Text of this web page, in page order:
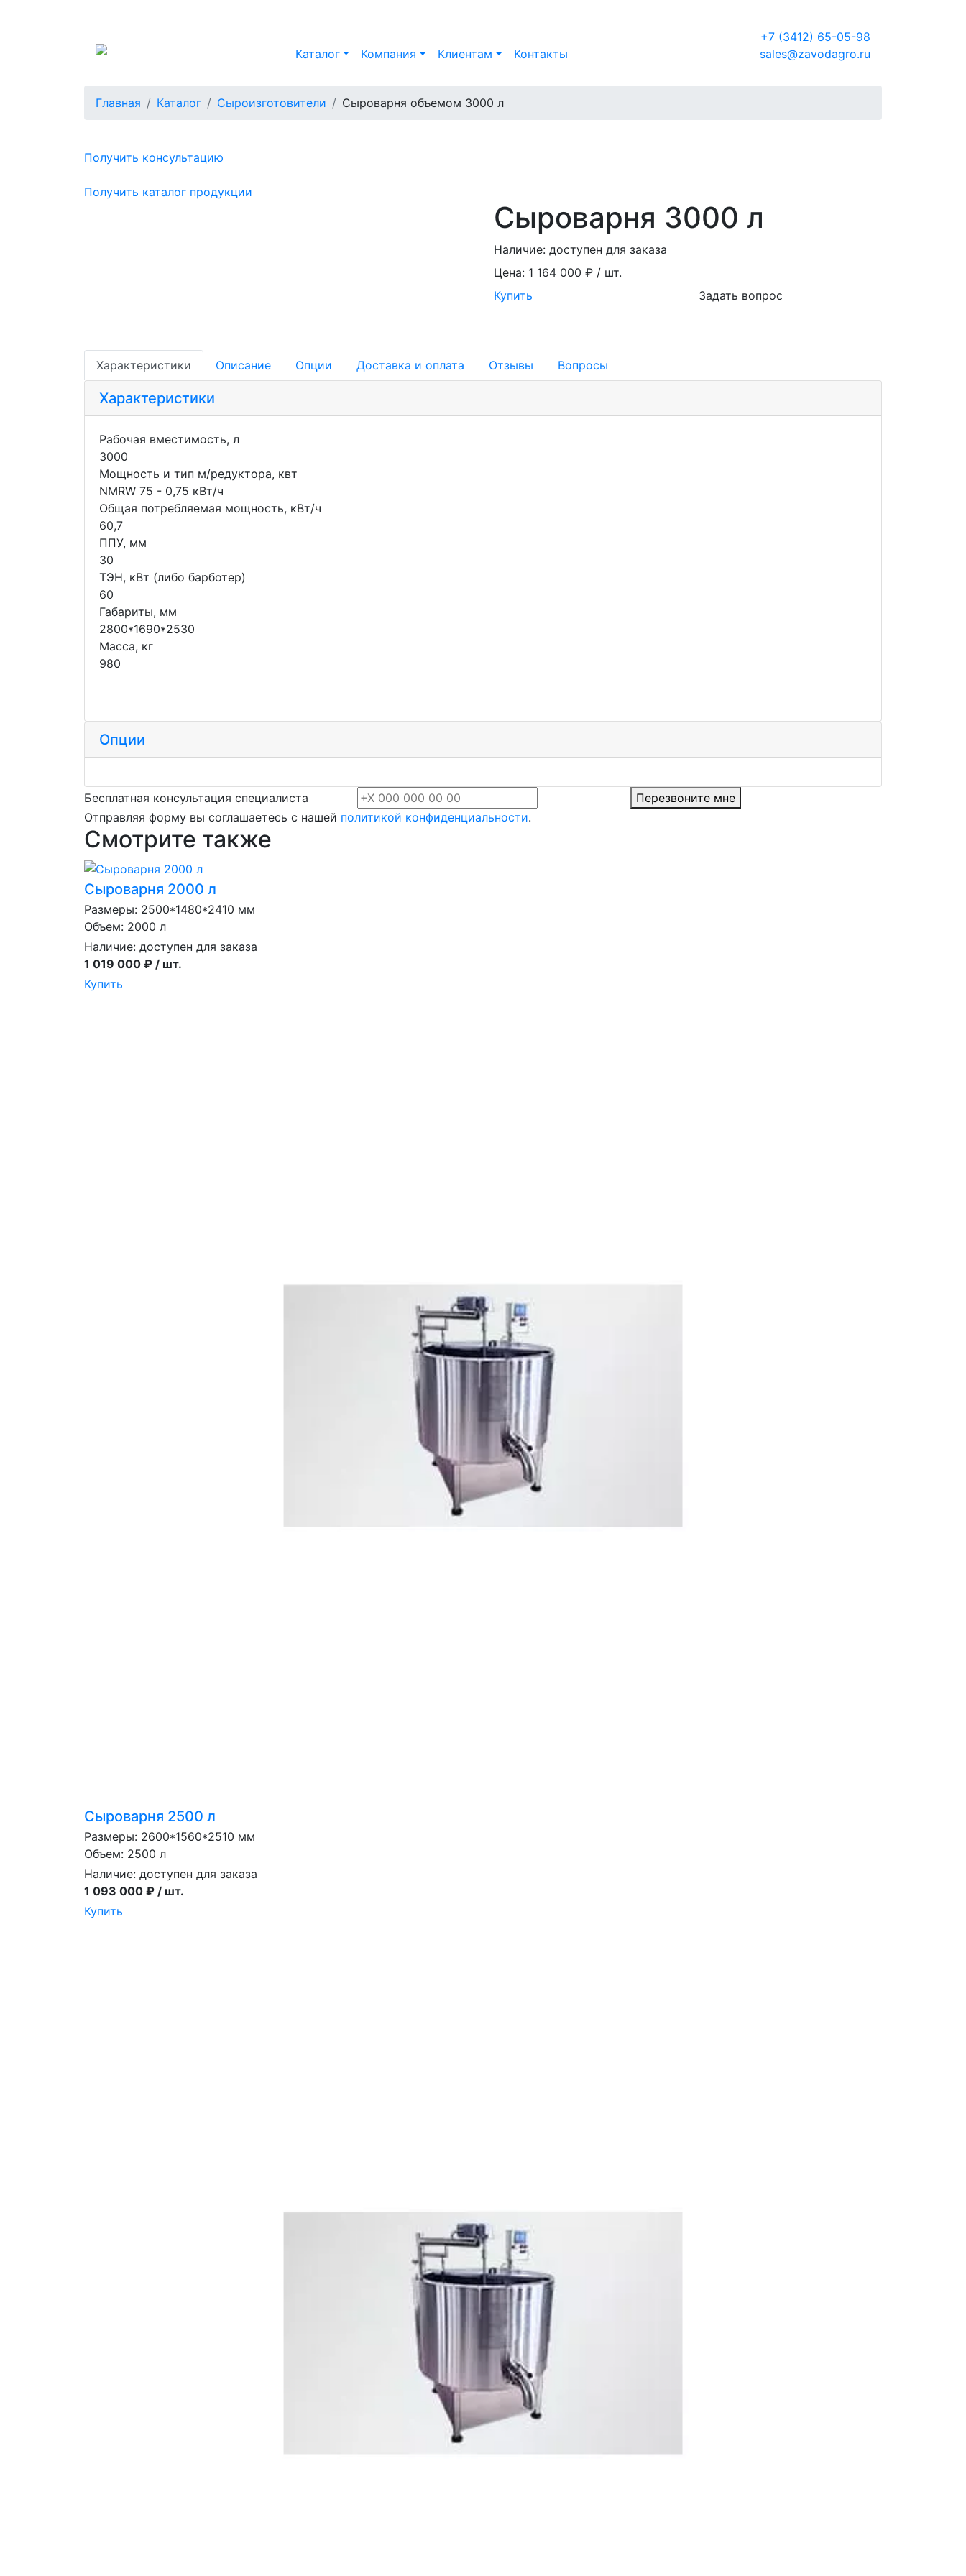
Каталог Компания Клиентам Контакты
+7 (3412) 65-05-98
sales@zavodagro.ru
Главная Каталог Сыроизготовители Сыроварня объемом 3000 л
Получить консультацию
Получить каталог продукции
Сыроварня 3000 л
Наличие: доступен для заказа
Цена: 1 164 000 ₽ / шт.
Купить
Задать вопрос
Характеристики Описание Опции Доставка и оплата Отзывы Вопросы
Характеристики
Рабочая вместимость, л
3000
Мощность и тип м/редуктора, квт
NMRW 75 - 0,75 кВт/ч
Общая потребляемая мощность, кВт/ч
60,7
ППУ, мм
30
ТЭН, кВт (либо барботер)
60
Габариты, мм
2800*1690*2530
Масса, кг
980
Опции
Бесплатная консультация специалиста
Перезвоните мне
Отправляя форму вы соглашаетесь с нашей политикой конфиденциальности.
Смотрите также
Сыроварня 2000 л
Размеры: 2500*1480*2410 мм
Объем: 2000 л
Наличие: доступен для заказа
1 019 000 ₽ / шт.
Купить
Сыроварня 2500 л
Размеры: 2600*1560*2510 мм
Объем: 2500 л
Наличие: доступен для заказа
1 093 000 ₽ / шт.
Купить